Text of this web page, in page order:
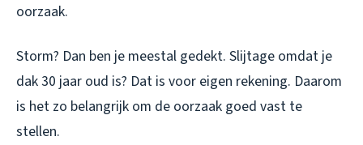
oorzaak.
Storm? Dan ben je meestal gedekt. Slijtage omdat je
dak 30 jaar oud is? Dat is voor eigen rekening. Daarom
is het zo belangrijk om de oorzaak goed vast te
stellen.